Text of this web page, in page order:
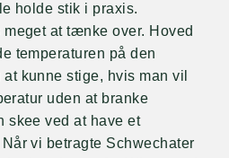
holde stik i praxis.
at tænke over. Hoved
temperaturen på den
kunne stige, hvis man vil
uden at branke
skee ved at have et
vi betragte Schwechater